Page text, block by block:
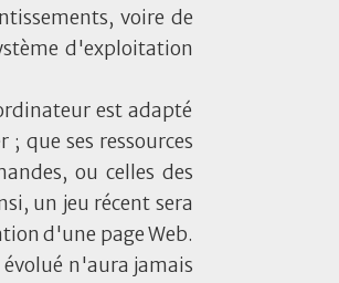
voire de
d'exploitation
est adapté
que ses ressources
ou celles des
un jeu récent sera
d'une page Web.
n'aura jamais